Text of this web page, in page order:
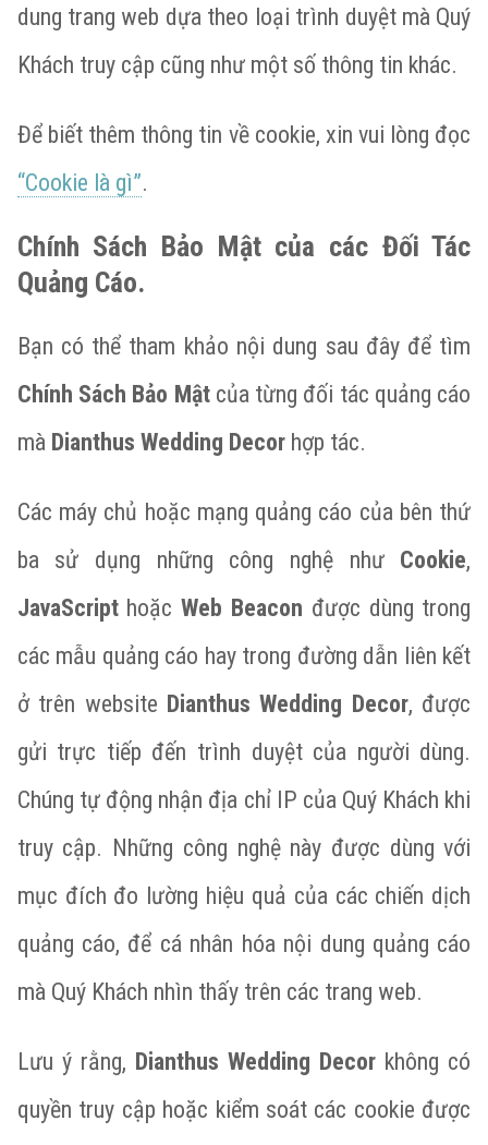
dung trang web dựa theo loại trình duyệt mà Quý
Khách truy cập cũng như một số thông tin khác.
Để biết thêm thông tin về cookie, xin vui lòng đọc
“Cookie là gì”.
Chính Sách Bảo Mật của các Đối Tác
Quảng Cáo.
Bạn có thể tham khảo nội dung sau đây để tìm
Chính Sách Bảo Mậtcủa từng đối tác quảng cáo
mà Dianthus Wedding Decor hợp tác.
Các máy chủ hoặc mạng quảng cáo của bên thứ
ba sử dụng những công nghệ như Cookie,
JavaScripthoặcWeb Beacon được dùng trong
các mẫu quảng cáo hay trong đường dẫn liên kết
ở trên website Dianthus Wedding Decor, được
gửi trực tiếp đến trình duyệt của người dùng.
Chúng tự động nhận địa chỉ IP của Quý Khách khi
truy cập. Những công nghệ này được dùng với
mục đích đo lường hiệu quả của các chiến dịch
quảng cáo, để cá nhân hóa nội dung quảng cáo
mà Quý Khách nhìn thấy trên các trang web.
Lưu ý rằng, Dianthus Wedding Decor không có
quyền truy cập hoặc kiểm soát các cookie được